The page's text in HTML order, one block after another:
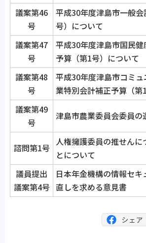
議案第46
号
平成30年度津島市一般
号）について
議案第47
号
平成30年度津島市国民健
予算（第1号）について
議案第48
号
平成30年度津島市コミュ
業特別会計補正予算（第
議案第49
号
津島市農業委員会委員の
諮問第1号
人権擁護委員の推せんに
とについて
議員提出
議案第4号
日本年金機構の情報セキ
直しを求める意見書